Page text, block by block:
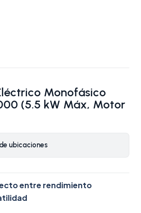
Monofásico
(5.5 kW Máx, Motor
ubicaciones
entre rendimiento